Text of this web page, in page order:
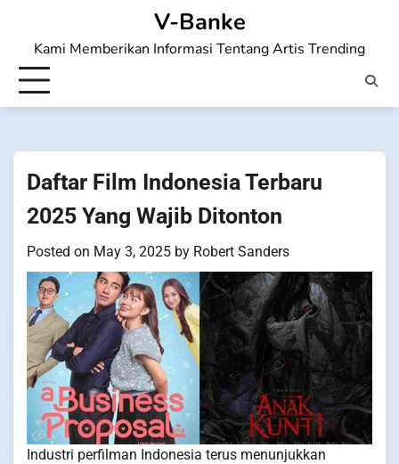
content
V-Banke
Kami Memberikan Informasi Tentang Artis Trending
Daftar Film Indonesia Terbaru
2025 Yang Wajib Ditonton
Posted on May 3, 2025 by Robert Sanders
Industri perfilman Indonesia terus menunjukkan